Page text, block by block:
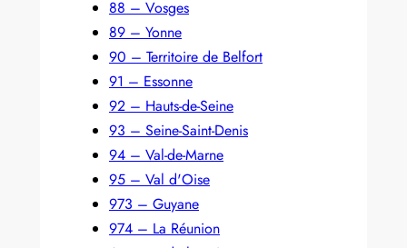
88 – Vosges
89 – Yonne
90 – Territoire de Belfort
91 – Essonne
92 – Hauts-de-Seine
93 – Seine-Saint-Denis
94 – Val-de-Marne
95 – Val d'Oise
973 – Guyane
974 – La Réunion